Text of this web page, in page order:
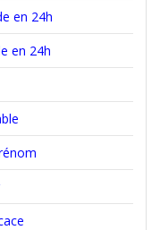
en 24h
en 24h